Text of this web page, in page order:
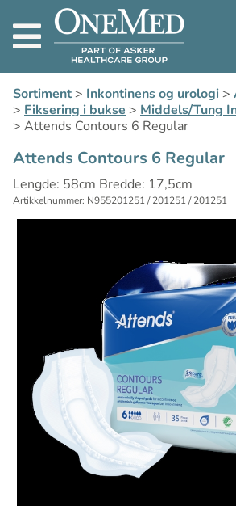
Sortiment> Inkontinens og urologi>
> Fiksering i bukse > Middels/Tung
> Attends Contours 6 Regular
Attends Contours 6 Regular
Lengde: 58cm Bredde: 17,5cm
Artikkelnummer: N955201251 / 201251 / 201251